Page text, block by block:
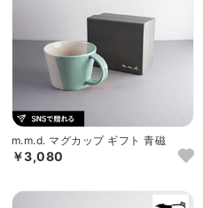
m.m.d. マグカップ ギフト 青磁
￥3,080